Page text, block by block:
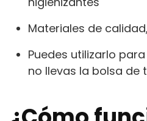
Materiales de
Puedes utilizarlo
no llevas la bolsa de